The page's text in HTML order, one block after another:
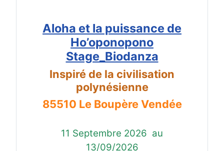
Aloha et la puissance de
Ho’oponopono
Stage_Biodanza
Inspiré de la civilisation
polynésienne
85510 Le Boupère Vendée
11 Septembre 2026 au
13/09/2026